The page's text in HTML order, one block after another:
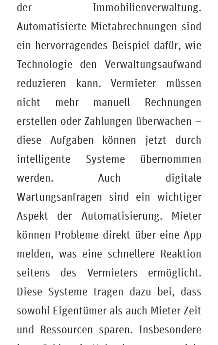
der Immobilienverwaltung.
Automatisierte Mietabrechnungen sind
ein hervorragendes Beispiel dafür, wie
Technologie den Verwaltungsaufwand
reduzieren kann. Vermieter müssen
nicht mehr manuell Rechnungen
erstellen oder Zahlungen überwachen –
diese Aufgaben können jetzt durch
intelligente Systeme übernommen
werden. Auch digitale
Wartungsanfragen sind ein wichtiger
Aspekt der Automatisierung. Mieter
können Probleme direkt über eine App
melden, was eine schnellere Reaktion
seitens des Vermieters ermöglicht.
Diese Systeme tragen dazu bei, dass
sowohl Eigentümer als auch Mieter Zeit
und Ressourcen sparen. Insbesondere